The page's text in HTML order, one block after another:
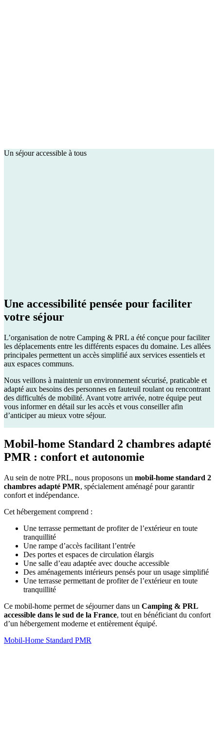
Un séjour accessible à tous
Une accessibilité pensée pour faciliter
votre séjour
L’organisation de notre Camping & PRL a été conçue pour faciliter
les déplacements entre les différents espaces du domaine. Les allées
principales permettent un accès simplifié aux services essentiels et
aux espaces communs.
Nous veillons à maintenir un environnement sécurisé, praticable et
adapté aux besoins des personnes en fauteuil roulant ou rencontrant
des difficultés de mobilité. Avant votre arrivée, notre équipe peut
vous informer en détail sur les accès et vous conseiller afin
d’anticiper au mieux votre séjour.
Mobil-home Standard 2 chambres adapté
PMR : confort et autonomie
Au sein de notre PRL, nous proposons un mobil-home standard 2
chambres adapté PMR, spécialement aménagé pour garantir
confort et indépendance.
Cet hébergement comprend :
Une terrasse permettant de profiter de l’extérieur en toute
tranquillité
Une rampe d’accès facilitant l’entrée
Des portes et espaces de circulation élargis
Une salle d’eau adaptée avec douche accessible
Des aménagements intérieurs pensés pour un usage simplifié
Une terrasse permettant de profiter de l’extérieur en toute
tranquillité
Ce mobil-home permet de séjourner dans un Camping & PRL
accessible dans le sud de la France, tout en bénéficiant du confort
d’un hébergement moderne et entièrement équipé.
Mobil-Home Standard PMR